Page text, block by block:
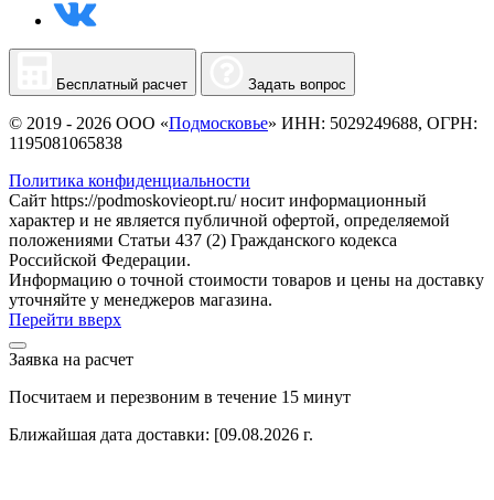
Бесплатный расчет Задать вопрос
© 2019 - 2026 ООО «Подмосковье» ИНН: 5029249688, ОГРН:
1195081065838
Политика конфиденциальности
Сайт https://podmoskovieopt.ru/ носит информационный
характер и не является публичной офертой, определяемой
положениями Статьи 437 (2) Гражданского кодекса
Российской Федерации.
Информацию о точной стоимости товаров и цены на доставку
уточняйте у менеджеров магазина.
Перейти вверх
Заявка на расчет
Посчитаем и перезвоним в течение 15 минут
Ближайшая дата доставки: [09.08.2026 г.